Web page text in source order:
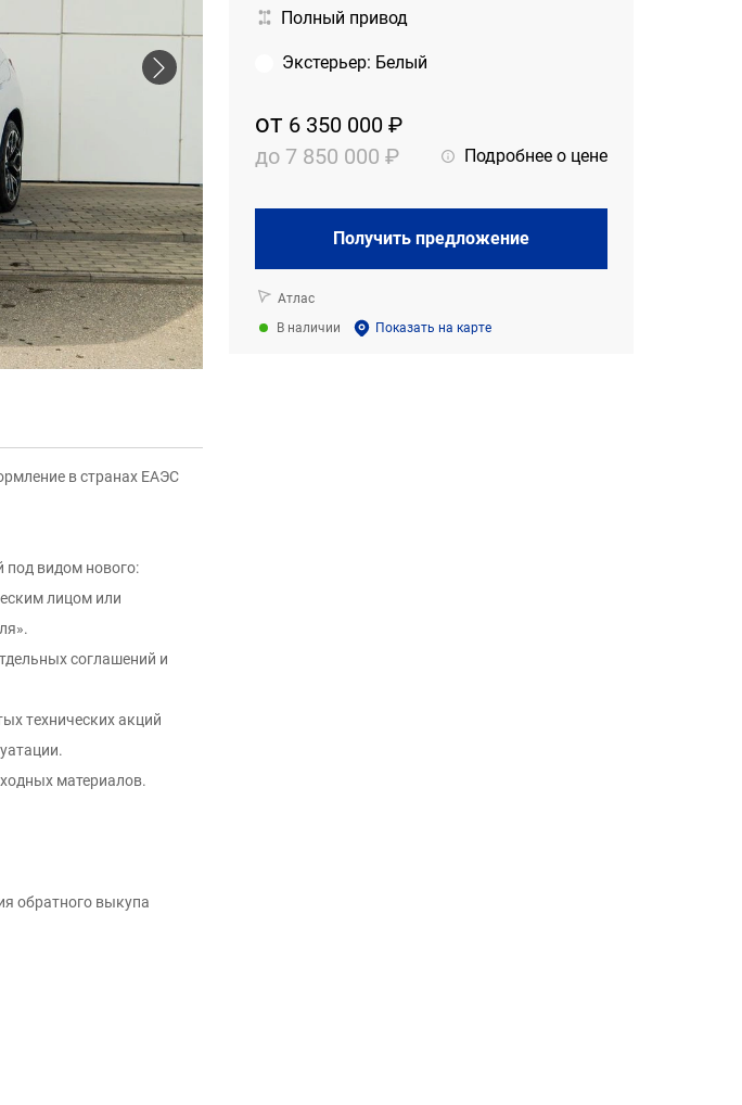
в странах ЕАЭС
под видом нового:
лицoм или
соглашений и
тexнических aкций
материалов.
обратного выкупа
Полный привод
Экстерьер: Белый
от 6 350 000 ₽
до 7 850 000 ₽ Подробнее о цене
Получить предложение
Атлас
В наличии
Показать на карте